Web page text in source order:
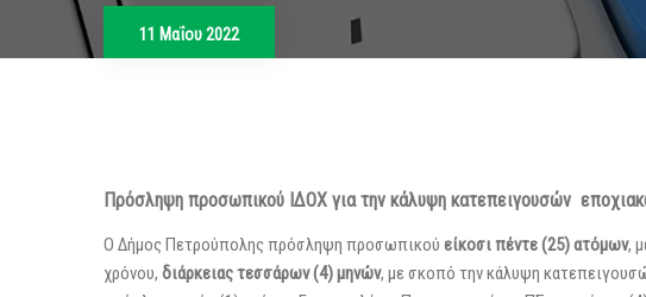
11 Μαΐου 2022
Πρόσληψη προσωπικού ΙΔΟΧ για την κάλυψη κατεπειγουσών
Ο Δήμος Πετρούπολης πρόσληψη προσωπικού είκοσι πέντε (25) ατόμων,
χρόνου, διάρκειας τεσσάρων (4) μηνών, με σκοπό την κάλυψη